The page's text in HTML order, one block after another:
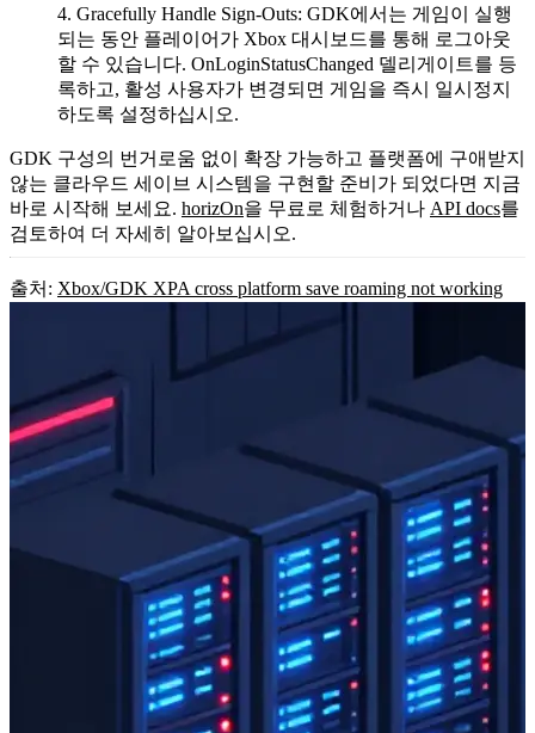
Gracefully Handle Sign-Outs: GDK에서는 게임이 실행
되는 동안 플레이어가 Xbox 대시보드를 통해 로그아웃
할 수 있습니다. OnLoginStatusChanged 델리게이트를 등
록하고, 활성 사용자가 변경되면 게임을 즉시 일시정지
하도록 설정하십시오.
GDK 구성의 번거로움 없이 확장 가능하고 플랫폼에 구애받지
않는 클라우드 세이브 시스템을 구현할 준비가 되었다면 지금
바로 시작해 보세요. horizOn을 무료로 체험하거나 API docs를
검토하여 더 자세히 알아보십시오.
출처: Xbox/GDK XPA cross platform save roaming not working